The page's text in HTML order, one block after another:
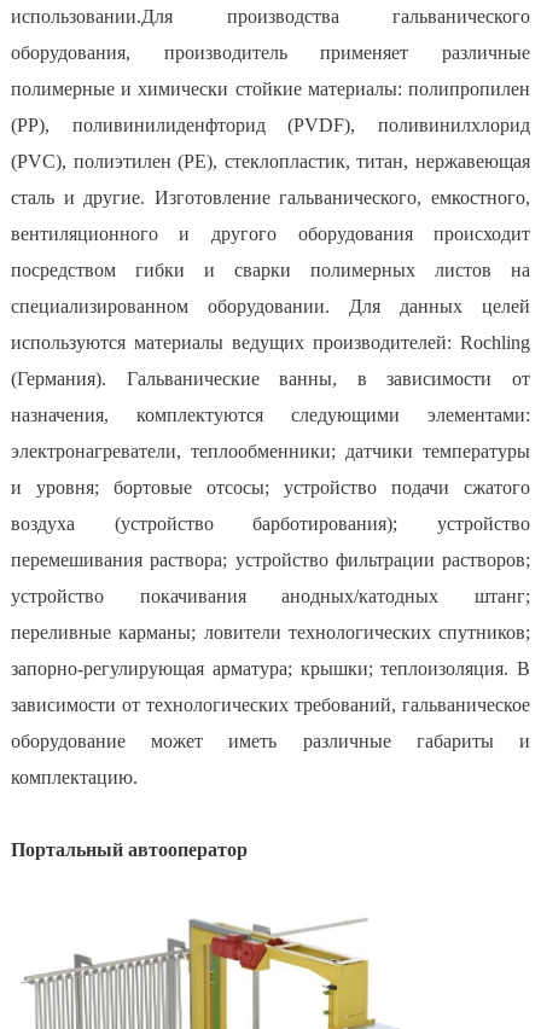
использовании.Для производства гальванического
оборудования, производитель применяет различные
полимерные и химически стойкие материалы: полипропилен
(PP), поливинилиденфторид (PVDF), поливинилхлорид
(PVC), полиэтилен (РЕ), стеклопластик, титан, нержавеющая
сталь и другие. Изготовление гальванического, емкостного,
вентиляционного и другого оборудования происходит
посредством гибки и сварки полимерных листов на
специализированном оборудовании. Для данных целей
используются материалы ведущих производителей: Rochling
(Германия). Гальванические ванны, в зависимости от
назначения, комплектуются следующими элементами:
электронагреватели, теплообменники; датчики температуры
и уровня; бортовые отсосы; устройство подачи сжатого
воздуха (устройство барботирования); устройство
перемешивания раствора; устройство фильтрации растворов;
устройство покачивания анодных/катодных штанг;
переливные карманы; ловители технологических спутников;
запорно-регулирующая арматура; крышки; теплоизоляция. В
зависимости от технологических требований, гальваническое
оборудование может иметь различные габариты и
комплектацию.
Портальный автооператор